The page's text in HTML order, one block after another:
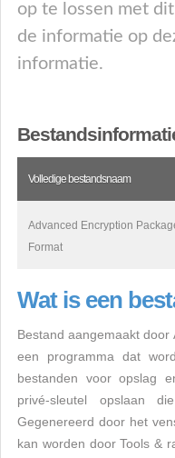
op te lossen met
de informatie op
informatie.
Volledige bestandsnaam
Advanced Encryption
Format
Wat is een
Bestand aangemaakt door
een programma dat
bestanden voor opslag
privé-sleutel opslaan
Gegenereerd door het
kan worden door Tools &